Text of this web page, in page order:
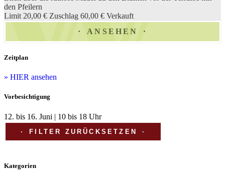
den Pfeilern
Limit 20,00 € Zuschlag 60,00 € Verkauft
ANSEHEN
Zeitplan
» HIER ansehen
Vorbesichtigung
12. bis 16. Juni | 10 bis 18 Uhr
FILTER ZURÜCKSETZEN
Kategorien